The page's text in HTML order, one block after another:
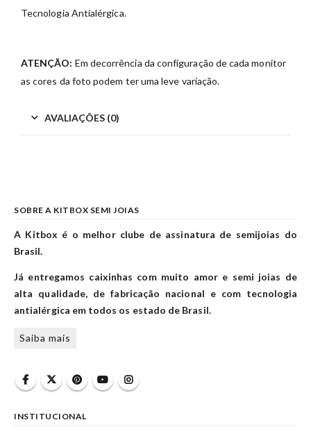
Tecnologia Antialérgica.
ATENÇÃO: Em decorrência da configuração de cada monitor
as cores da foto podem ter uma leve variação.
AVALIAÇÕES (0)
SOBRE A KITBOX SEMI JOIAS
A Kitbox é o melhor clube de assinatura de semijoias do
Brasil.
Já entregamos caixinhas com muito amor e semi joias de
alta qualidade, de fabricação nacional e com tecnologia
antialérgica em todos os estado de Brasil.
Saiba mais
INSTITUCIONAL